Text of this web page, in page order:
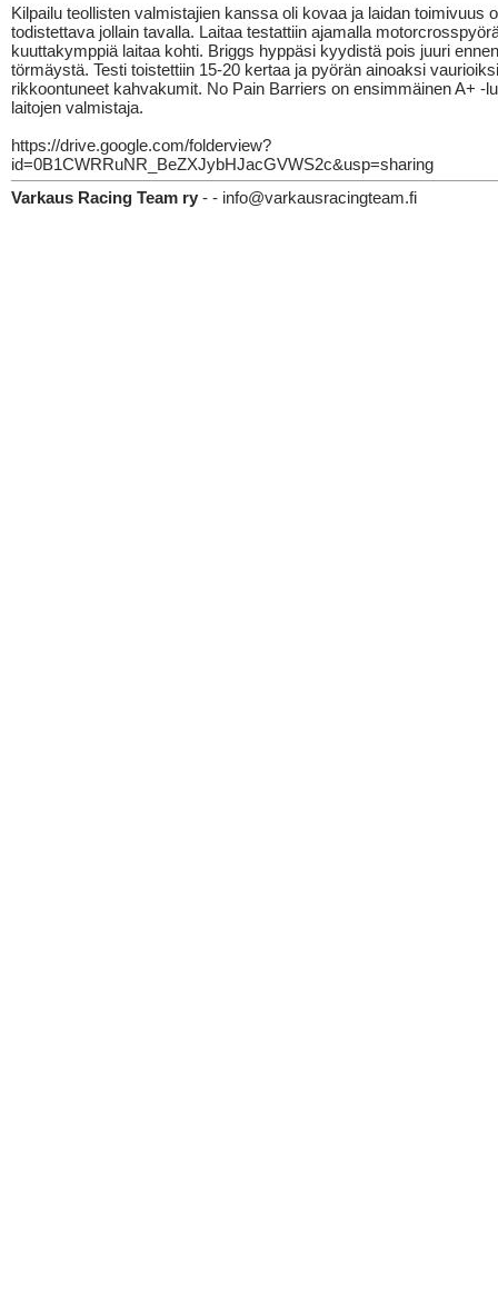
Kilpailu teollisten valmistajien kanssa oli kovaa ja laidan toimivuus
todistettava jollain tavalla. Laitaa testattiin ajamalla
kuuttakymppiä laitaa kohti. Briggs hyppäsi kyydistä pois juuri ennen
törmäystä. Testi toistettiin 15-20 kertaa ja pyörän ainoaksi
rikkoontuneet kahvakumit. No Pain Barriers on ensimmäinen A+ -
laitojen valmistaja.
https://drive.google.com/folderview?
id=0B1CWRRuNR_BeZXJybHJacGVWS2c&usp=sharing
Varkaus Racing Team ry - - info@varkausracingteam.fi